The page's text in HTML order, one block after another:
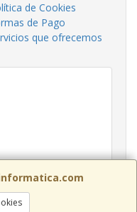
de Cookies
de Pago
que ofrecemos